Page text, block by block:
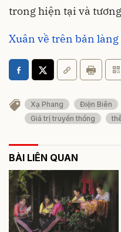
trong hiện tại và
Xuân về trên bản
Xạ Phang Điện Biên
Giá trị truyền thống
BÀI LIÊN QUAN